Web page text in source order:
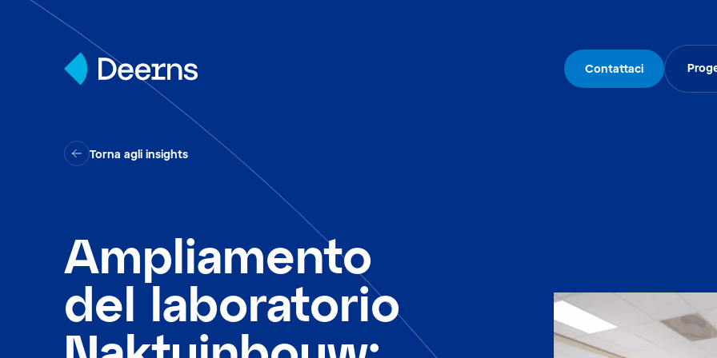
Skip to content
Contattaci
Torna agli insights
Ampliamento
del laboratorio